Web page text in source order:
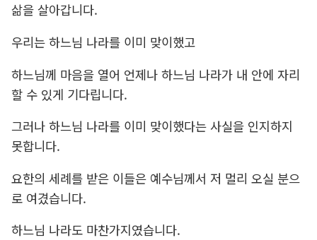
삶을 살아갑니다.
우리는 하느님 나라를 이미 맞이했고
하느님께 마음을 열어 언제나 하느님 나라가 내 안에 자리
할 수 있게 기다립니다.
그러나 하느님 나라를 이미 맞이했다는 사실을 인지하지
못합니다.
요한의 세례를 받은 이들은 예수님께서 저 멀리 오실 분으
로 여겼습니다.
하느님 나라도 마찬가지였습니다.